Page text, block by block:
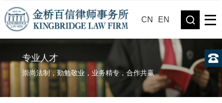
CN EN
专业人才
崇尚法制，勤勉敬业，业务精专，合作共赢